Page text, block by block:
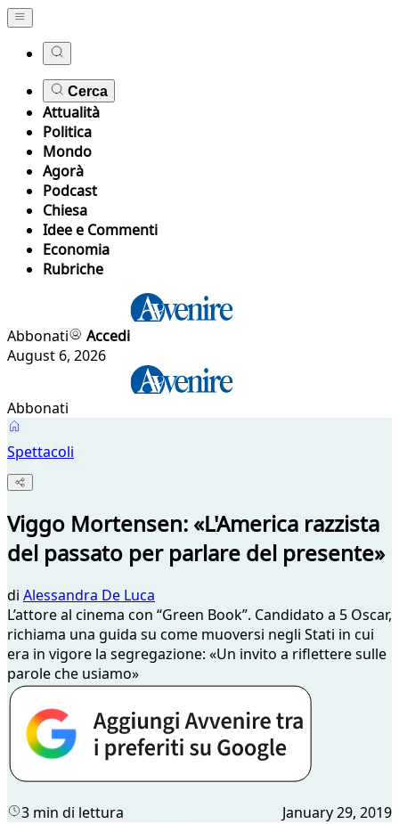
Cerca
Attualità
Politica
Mondo
Agorà
Podcast
Chiesa
Idee e Commenti
Economia
Rubriche
Abbonati
Accedi
August 6, 2026
Abbonati
Spettacoli
Viggo Mortensen: «L'America razzista
del passato per parlare del presente»
di Alessandra De Luca
L’attore al cinema con “Green Book”. Candidato a 5 Oscar,
richiama una guida su come muoversi negli Stati in cui
era in vigore la segregazione: «Un invito a riflettere sulle
parole che usiamo»
3 min di lettura January 29, 2019